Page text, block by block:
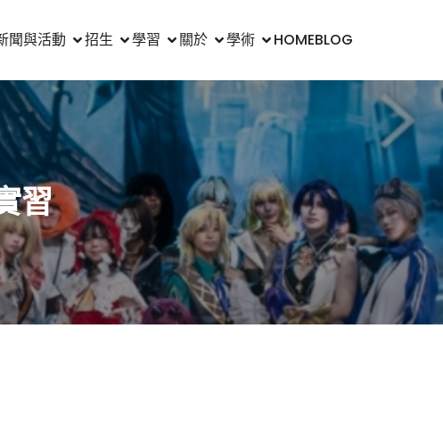
聞與活動 招生 學習 關於 學術 HOMEBLOG
習